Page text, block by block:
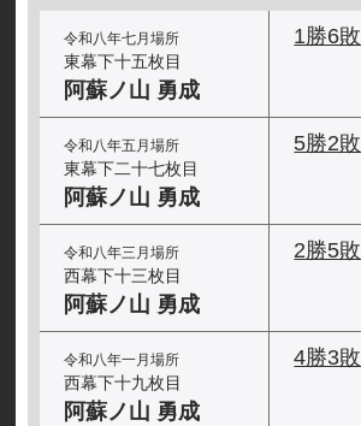
令和八年七月場所
東幕下十五枚目
阿蘇ノ山 勇成
1勝6敗
令和八年五月場所
東幕下二十七枚目
阿蘇ノ山 勇成
5勝2敗
令和八年三月場所
西幕下十三枚目
阿蘇ノ山 勇成
2勝5敗
令和八年一月場所
西幕下十九枚目
阿蘇ノ山 勇成
4勝3敗